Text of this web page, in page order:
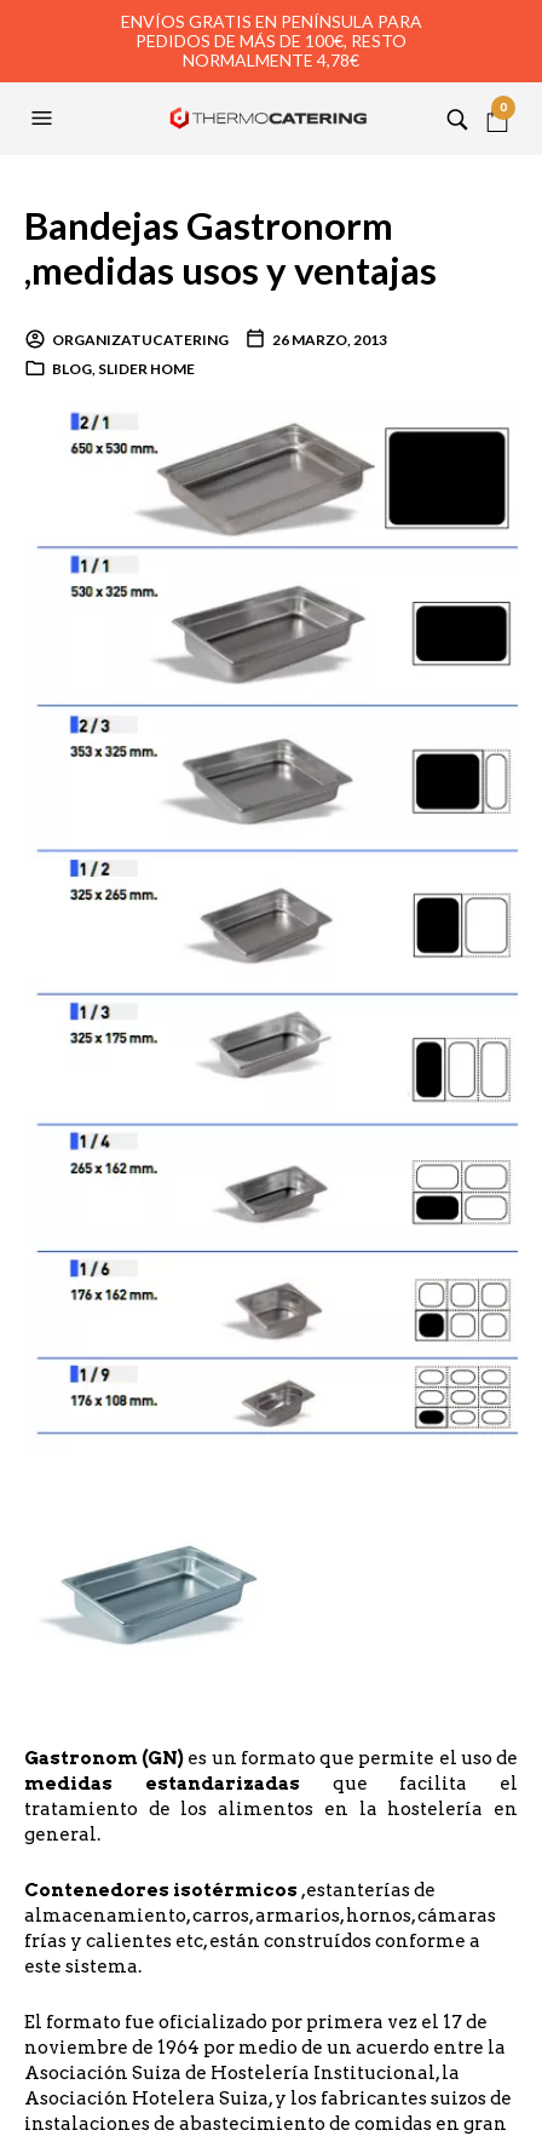
ENVÍOS GRATIS EN PENÍNSULA PARA
PEDIDOS DE MÁS DE 100€, RESTO
NORMALMENTE 4,78€
0
Bandejas Gastronorm
,medidas usos y ventajas
ORGANIZATUCATERING
26 MARZO, 2013
BLOG, SLIDER HOME
Gastronom (GN) es un formato que permite el uso de
medidas estandarizadas que facilita el
tratamiento de los alimentos en la hostelería en
general.
Contenedores isotérmicos ,estanterías de
almacenamiento, carros, armarios, hornos, cámaras
frías y calientes etc, están construídos conforme a
este sistema.
El formato fue oficializado por primera vez el 17 de
noviembre de 1964 por medio de un acuerdo entre la
Asociación Suiza de Hostelería Institucional, la
Asociación Hotelera Suiza, y los fabricantes suizos de
instalaciones de abastecimiento de comidas en gran